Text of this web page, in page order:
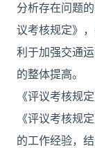
分析存在问题
议考核规定》
利于加强交通
的整体提高。
《评议考核规
《评议考核规
的工作经验，